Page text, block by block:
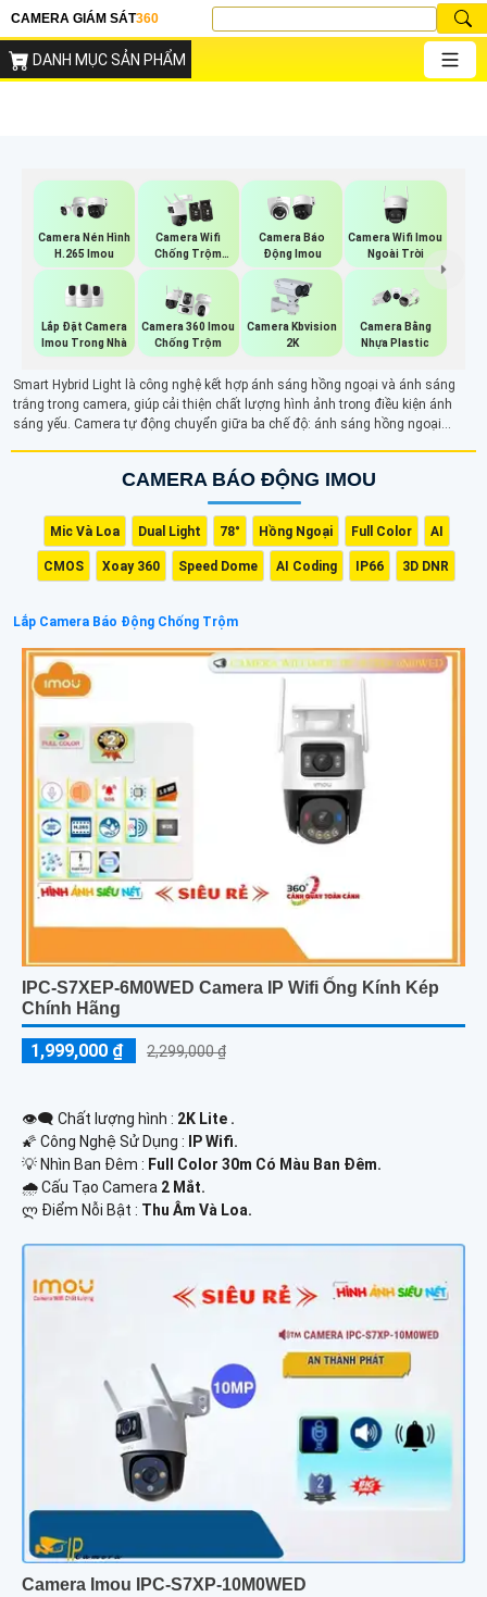
CAMERA GIÁM SÁT360
DANH MỤC SẢN PHẨM
Camera Nén Hình
H.265 Imou
Camera Wifi
Chống Trộm
Imou
Camera Báo
Động Imou
Camera Wifi Imou
Ngoài Trời
Lắp Đặt Camera
Imou Trong Nhà
Camera 360 Imou
Chống Trộm
Camera Kbvision
2K
Camera Bằng
Nhựa Plastic
Smart Hybrid Light là công nghệ kết hợp ánh sáng hồng ngoại và ánh sáng
trắng trong camera, giúp cải thiện chất lượng hình ảnh trong điều kiện ánh
sáng yếu. Camera tự động chuyển giữa ba chế độ: ánh sáng hồng ngoại
giám sát hiệu quả linh hoạt, cung cấp hình ảnh rõ nét cả ngày và đêm.
CAMERA BÁO ĐỘNG IMOU
Mic Và Loa Dual Light 78° Hồng Ngoại Full Color AI
CMOS Xoay 360 Speed Dome AI Coding IP66 3D DNR
Lắp Camera Báo Động Chống Trộm
IPC-S7XEP-6M0WED Camera IP Wifi Ống Kính Kép
Chính Hãng
1,999,000 ₫ 2,299,000 ₫
👁️‍🗨 Chất lượng hình : 2K Lite .
🌠 Công Nghệ Sử Dụng :
IP Wifi.
💡 Nhìn Ban Đêm : Full Color 30m Có Màu Ban Ðêm.
🌧️ Cấu Tạo Camera 2 Mắt.
️ლ Điểm Nỗi Bật : Thu Âm Và Loa.
Camera Imou IPC-S7XP-10M0WED